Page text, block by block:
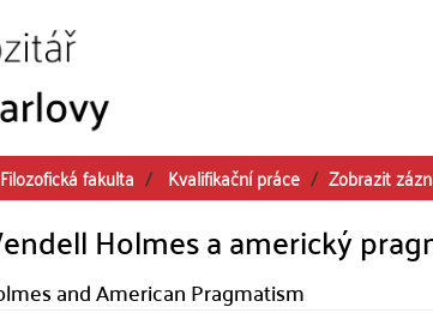
Filozofická fakulta Kvalifikační práce Zobrazit
Holmes a americký
and American Pragmatism